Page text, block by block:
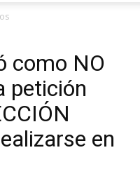
como NO
petición
en